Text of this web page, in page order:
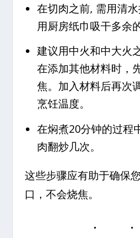
在切肉之前, 需用清
用厨房纸巾吸干多余
建议用中火和中大火
在添加其他材料时，
焦。加入材料后再次
烹饪温度。
在焖煮20分钟的过程
肉翻炒几次。
这些步骤应有助于确保
口，不会烧焦。